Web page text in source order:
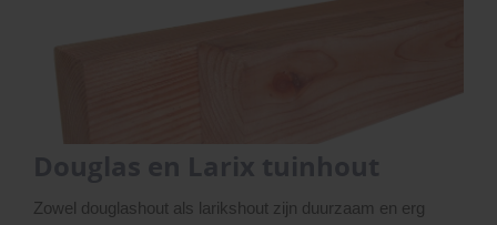
Zowel douglashout als larikshout zijn duurzaam en erg